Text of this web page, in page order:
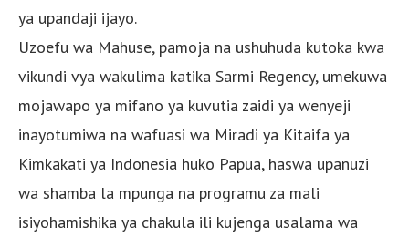
ya upandaji ijayo.
Uzoefu wa Mahuse, pamoja na ushuhuda kutoka kwa
vikundi vya wakulima katika Sarmi Regency, umekuwa
mojawapo ya mifano ya kuvutia zaidi ya wenyeji
inayotumiwa na wafuasi wa Miradi ya Kitaifa ya
Kimkakati ya Indonesia huko Papua, haswa upanuzi
wa shamba la mpunga na programu za mali
isiyohamishika ya chakula ili kujenga usalama wa